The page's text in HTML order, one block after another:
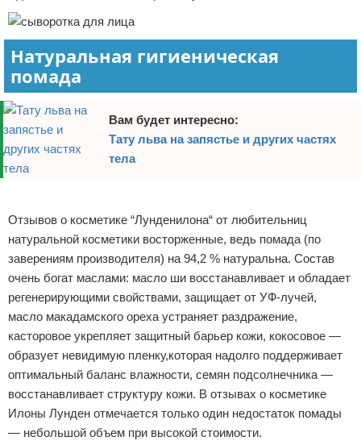
Натуральная гигиеническая
помада
Вам будет интересно:
Тату льва на запястье и других частях
тела
Отзывов о косметике “Лунденилона“ от любительниц
натуральной косметики восторженные, ведь помада (по
заверениям производителя) на 94,2 % натуральна. Состав
очень богат маслами: масло ши восстанавливает и обладает
регенерирующими свойствами, защищает от УФ-лучей,
масло макадамского ореха устраняет раздражение,
касторовое укрепляет защитный барьер кожи, кокосовое —
образует невидимую пленку,которая надолго поддерживает
оптимальный баланс влажности, семян подсолнечника —
восстанавливает структуру кожи. В отзывах о косметике
Илоны Лунден отмечается только один недостаток помады
— небольшой объем при высокой стоимости.